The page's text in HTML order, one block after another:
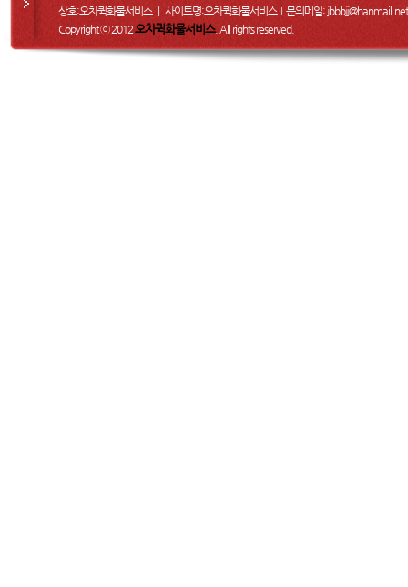
상호:오차퀵화물서비스 ㅣ 사이트명:오차퀵화물서비스 I 문의메일: jbbbjj@hanmail.net
Copyright ⓒ 2012오차퀵화물서비스. All rights reserved.